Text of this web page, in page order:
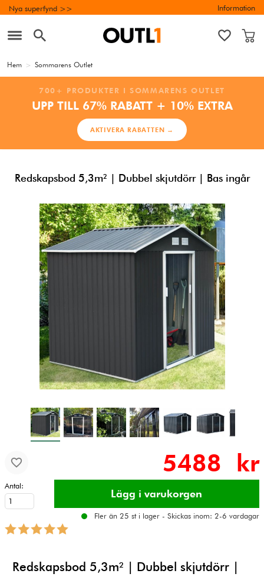
Nya superfynd >> Information
Hem > Sommarens Outlet
700+ PRODUKTER I SOMMARENS OUTLET
UPP TILL 67% RABATT + 10% EXTRA
AKTIVERA RABATTEN →
Redskapsbod 5,3m² | Dubbel skjutdörr | Bas ingår
5488 kr
Antal:
Fler än 25 st i lager - Skickas inom: 2-6 vardagar
Redskapsbod 5,3m² | Dubbel skjutdörr |